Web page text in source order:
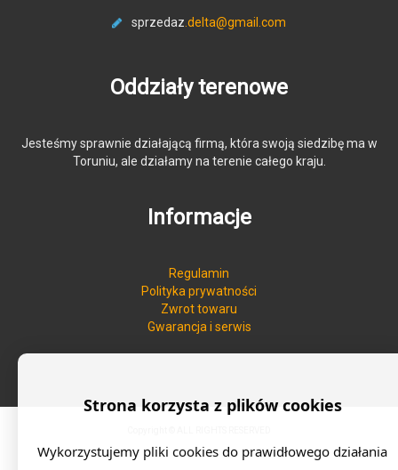
sprzedaz .delta@gmail.com
Oddziały terenowe
Jesteśmy sprawnie działającą firmą, która swoją siedzibę ma w
Toruniu, ale działamy na terenie całego kraju.
Informacje
Regulamin
Polityka prywatności
Zwrot towaru
Gwarancja i serwis
Strona korzysta z plików cookies
Wykorzystujemy pliki cookies do prawidłowego działania